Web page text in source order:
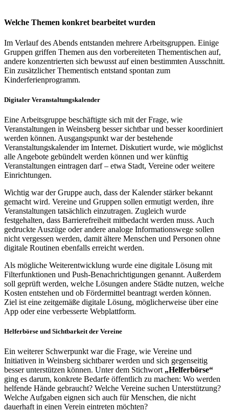
Welche Themen konkret bearbeitet wurden
Im Verlauf des Abends entstanden mehrere Arbeitsgruppen. Einige
Gruppen griffen Themen aus den vorbereiteten Thementischen auf,
andere konzentrierten sich bewusst auf einen bestimmten Ausschnitt.
Ein zusätzlicher Thementisch entstand spontan zum
Kinderferienprogramm.
Digitaler Veranstaltungskalender
Eine Arbeitsgruppe beschäftigte sich mit der Frage, wie
Veranstaltungen in Weinsberg besser sichtbar und besser koordiniert
werden können. Ausgangspunkt war der bestehende
Veranstaltungskalender im Internet. Diskutiert wurde, wie möglichst
alle Angebote gebündelt werden können und wer künftig
Veranstaltungen eintragen darf – etwa Stadt, Vereine oder weitere
Einrichtungen.
Wichtig war der Gruppe auch, dass der Kalender stärker bekannt
gemacht wird. Vereine und Gruppen sollen ermutigt werden, ihre
Veranstaltungen tatsächlich einzutragen. Zugleich wurde
festgehalten, dass Barrierefreiheit mitbedacht werden muss. Auch
gedruckte Auszüge oder andere analoge Informationswege sollen
nicht vergessen werden, damit ältere Menschen und Personen ohne
digitale Routinen ebenfalls erreicht werden.
Als mögliche Weiterentwicklung wurde eine digitale Lösung mit
Filterfunktionen und Push-Benachrichtigungen genannt. Außerdem
soll geprüft werden, welche Lösungen andere Städte nutzen, welche
Kosten entstehen und ob Fördermittel beantragt werden können.
Ziel ist eine zeitgemäße digitale Lösung, möglicherweise über eine
App oder eine verbesserte Webplattform.
Helferbörse und Sichtbarkeit der Vereine
Ein weiterer Schwerpunkt war die Frage, wie Vereine und
Initiativen in Weinsberg sichtbarer werden und sich gegenseitig
besser unterstützen können. Unter dem Stichwort „Helferbörse“
ging es darum, konkrete Bedarfe öffentlich zu machen: Wo werden
helfende Hände gebraucht? Welche Vereine suchen Unterstützung?
Welche Aufgaben eignen sich auch für Menschen, die nicht
dauerhaft in einen Verein eintreten möchten?